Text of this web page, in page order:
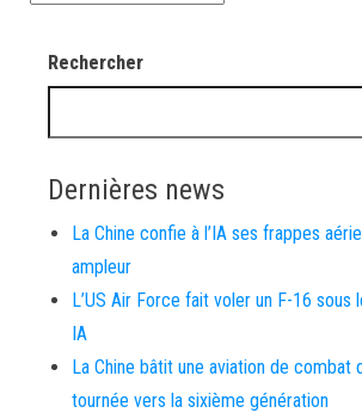
Rechercher
Dernières news
La Chine confie à l’IA ses frappes
ampleur
L’US Air Force fait voler un F-16 sous
IA
La Chine bâtit une aviation de combat
tournée vers la sixième génération